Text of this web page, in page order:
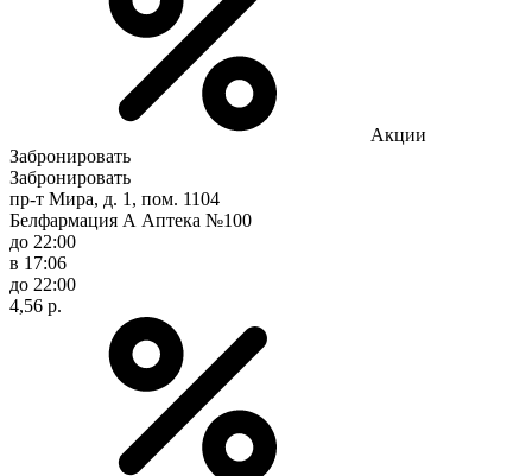
Акции
Забронировать
Забронировать
пр-т Мира, д. 1, пом. 1104
Белфармация А Аптека №100
до 22:00
в 17:06
до 22:00
4,56 р.